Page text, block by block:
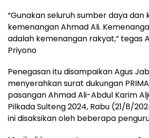
“Gunakan seluruh sumber daya dan
kemenangan Ahmad Ali.
adalah kemenangan rakyat,” tegas
Priyono
Penegasan itu disampaikan Agus
menyerahkan surat dukungan
pasangan Ahmad Ali-Abdul Karim
Pilkada Sulteng 2024, Rabu (21/8/
ini disaksikan oleh beberapa